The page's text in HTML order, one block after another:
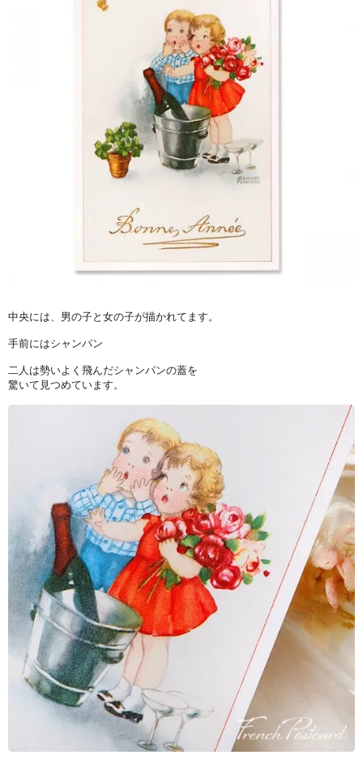
中央には、男の子と女の子が描かれてます。
手前にはシャンパン
二人は勢いよく飛んだシャンパンの蓋を
驚いて見つめています。